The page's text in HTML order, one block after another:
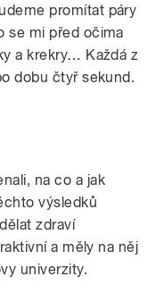
promítat páry
se mi před očima
a krekry… Každá z
dobu čtyř sekund.
na co a jak
výsledků
zdraví
a měly na něj
univerzity.